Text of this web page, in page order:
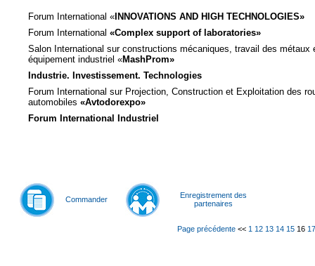
Forum International « INNOVATIONS AND HIGH TECHNOLOGIES»
Forum International «Complex support of laboratories»
Salon International sur constructions mécaniques, travail des métaux
équipement industriel «MashProm»
Industrie. Investissement. Technologies
Forum International sur Projection, Construction et Exploitation des
automobiles «Avtodorexpo»
Forum International
Industriel
Commander
Enregistrement des
partenaires
Page précédente << 1 12 13 14 15 16 17